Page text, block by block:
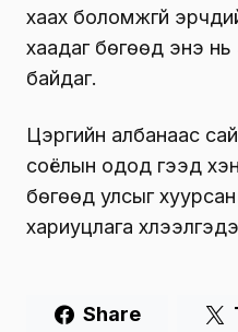
хаах боломжгүй
хаадаг бөгөөд энэ
байдаг.
Цэргийн албанаас
соёлын одод гээд
бөгөөд улсыг
хариуцлага
Share